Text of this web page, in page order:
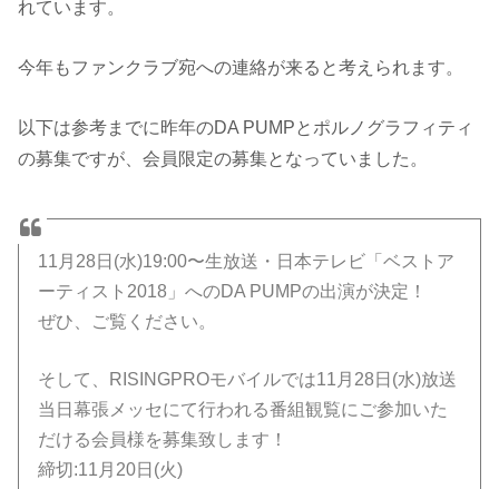
れています。
今年もファンクラブ宛への連絡が来ると考えられます。
以下は参考までに昨年のDA PUMPとポルノグラフィティ
の募集ですが、会員限定の募集となっていました。
11月28日(水)19:00〜生放送・日本テレビ「ベストア
ーティスト2018」へのDA PUMPの出演が決定！
ぜひ、ご覧ください。
そして、RISINGPROモバイルでは11月28日(水)放送
当日幕張メッセにて行われる番組観覧にご参加いた
だける会員様を募集致します！
締切:11月20日(火)